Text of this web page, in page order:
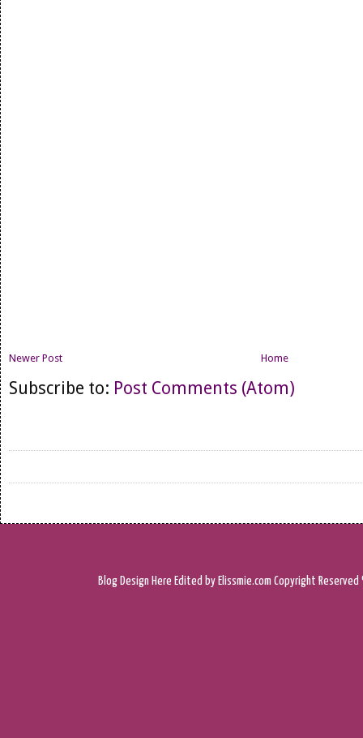
Newer Post Home
Subscribe to: Post Comments (Atom)
Blog Design Here Edited by Elissmie.com Copyright Reserved